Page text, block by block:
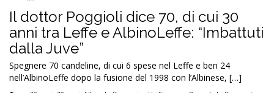
Il dottor Poggioli dice 70, di cui 30
anni tra Leffe e AlbinoLeffe: “Imbattuti
dalla Juve”
Spegnere 70 candeline, di cui 6 spese nel Leffe e ben 24
nell’AlbinoLeffe dopo la fusione del 1998 con l’Albinese, […]